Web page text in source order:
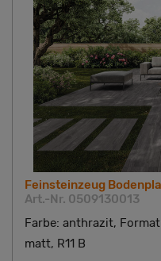
Feinsteinzeug
Art.-Nr. 0509130013
Farbe: anthrazit,
matt, R11 B